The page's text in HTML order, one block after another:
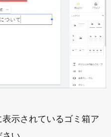
示されているゴミ箱ア